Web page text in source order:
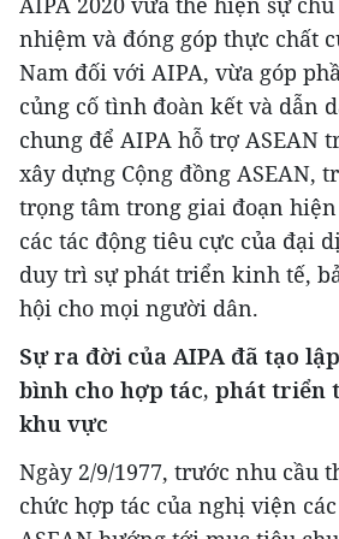
nhiệm và đóng góp thực chất
Nam đối với AIPA, vừa góp
củng cố tình đoàn kết và dẫn
chung để AIPA hỗ trợ ASEAN
xây dựng Cộng đồng ASEAN,
trọng tâm trong giai đoạn
các tác động tiêu cực của đại
duy trì sự phát triển kinh tế,
hội cho mọi người dân.
Sự ra đời của AIPA đã tạo
bình cho hợp tác, phát triển
khu vực
Ngày 2/9/1977, trước nhu cầu
chức hợp tác của nghị viện